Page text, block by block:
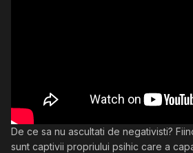
De ce sa nu ascultati de negativisti?
sunt captivii propriului psihic care a